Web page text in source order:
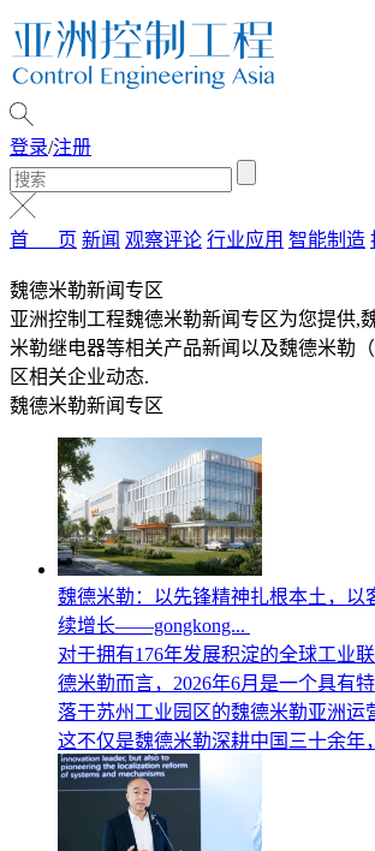
登录/注册
首 页 新闻 观察评论 行业应用 智能制造
魏德米勒新闻专区
亚洲控制工程魏德米勒新闻专区为您提供,
米勒继电器等相关产品新闻以及魏德米勒（
区相关企业动态.
魏德米勒新闻专区
魏德米勒：以先锋精神扎根本土，以
续增长——gongkong...
对于拥有176年发展积淀的全球工业
德米勒而言，2026年6月是一个具有
落于苏州工业园区的魏德米勒亚洲运
这不仅是魏德米勒深耕中国三十余年